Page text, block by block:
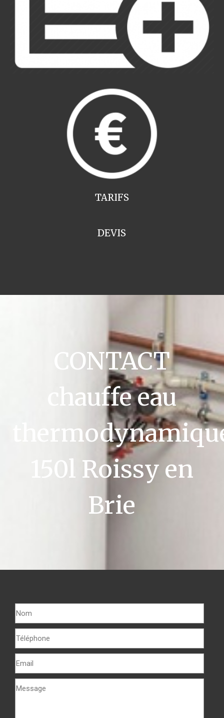
TARIFS
DEVIS
CONTACT
chauffe eau
150l Roissy en
Brie